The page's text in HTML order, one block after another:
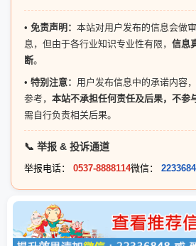
• 免责声明： 本站对用户发布的信息会做
息，但由于各行业知识专业性有限， 信息
断。
• 特别注意： 用户发布信息中的承诺内容，
参考， 本站不承担任何责任及后果，不参
需自行负责相关后果。
📞 举报 & 投诉通道
举报电话： 0537-8888114微信：